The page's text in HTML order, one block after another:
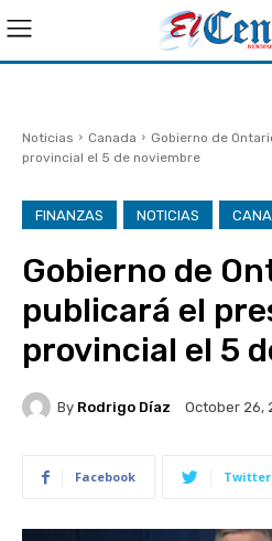
Noticias Canada
Gobierno de
provincial el 5 de noviembre
FINANZAS NOTICIAS
Gobierno de
publicará el
provincial el 5
By Rodrigo Díaz October 26,
Facebook Twitter